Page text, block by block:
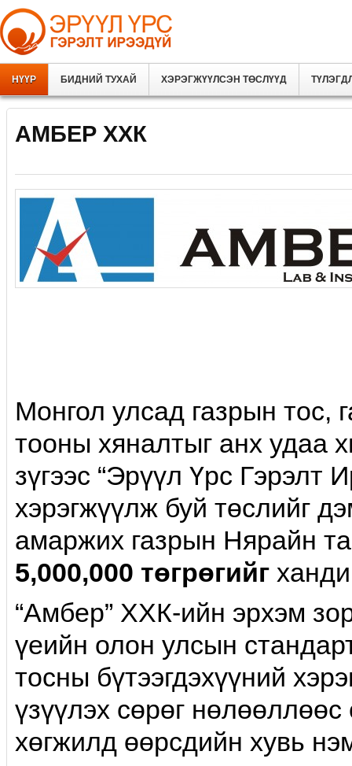
НҮҮР БИДНИЙ ТУХАЙ ХЭРЭГЖҮҮЛСЭН ТӨСЛҮҮД
АМБЕР ХХК
Монгол улсад газрын тос,
тооны хяналтыг анх удаа
зүгээс “Эрүүл Үрс Гэрэлт
хэрэгжүүлж буй төслийг
амаржих газрын Нярайн
5,000,000 төгрөгийг
“Амбер” ХХК-ийн эрхэм
үеийн олон улсын
тосны бүтээгдэхүүний
үзүүлэх сөрөг
хөгжилд өөрсдийн хувь